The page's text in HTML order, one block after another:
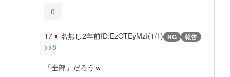
0
17 名無し2年前ID:EzOTEyMzI(1/1) NG 報告
>>8
「全部」だろうｗ